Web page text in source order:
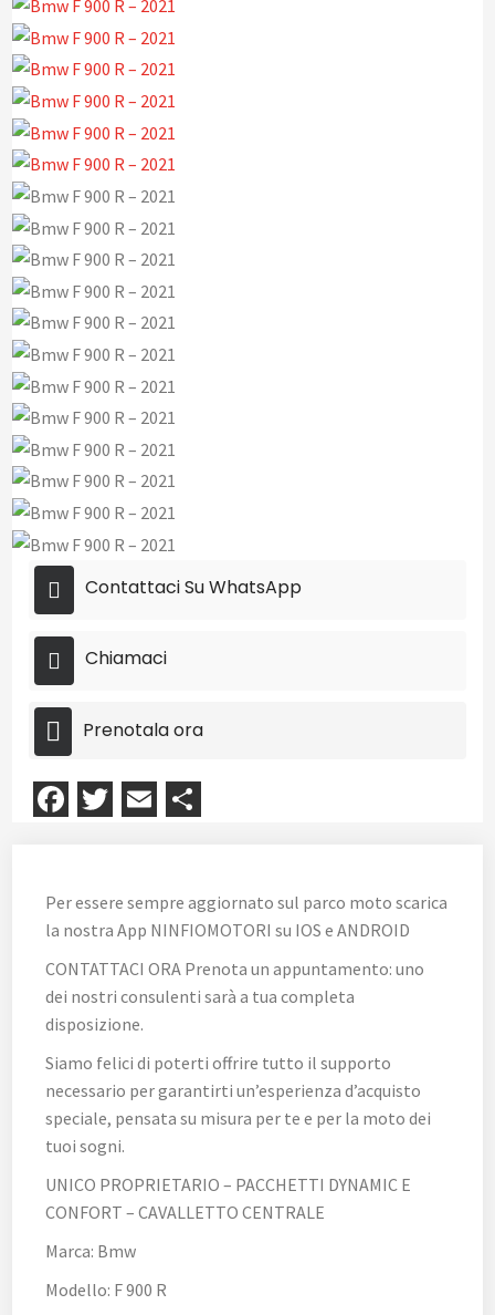
Contattaci Su WhatsApp
Chiamaci
Prenotala ora
Facebook
TwitterEmail
Per essere sempre aggiornato sul parco moto scarica
la nostra App NINFIOMOTORI su IOS e ANDROID
CONTATTACI ORA Prenota un appuntamento: uno
dei nostri consulenti sarà a tua completa
disposizione.
Siamo felici di poterti offrire tutto il supporto
necessario per garantirti un’esperienza d’acquisto
speciale, pensata su misura per te e per la moto dei
tuoi sogni.
UNICO PROPRIETARIO – PACCHETTI DYNAMIC E
CONFORT – CAVALLETTO CENTRALE
Marca: Bmw
Modello: F 900 R